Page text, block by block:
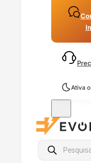
Ativa
Products
search